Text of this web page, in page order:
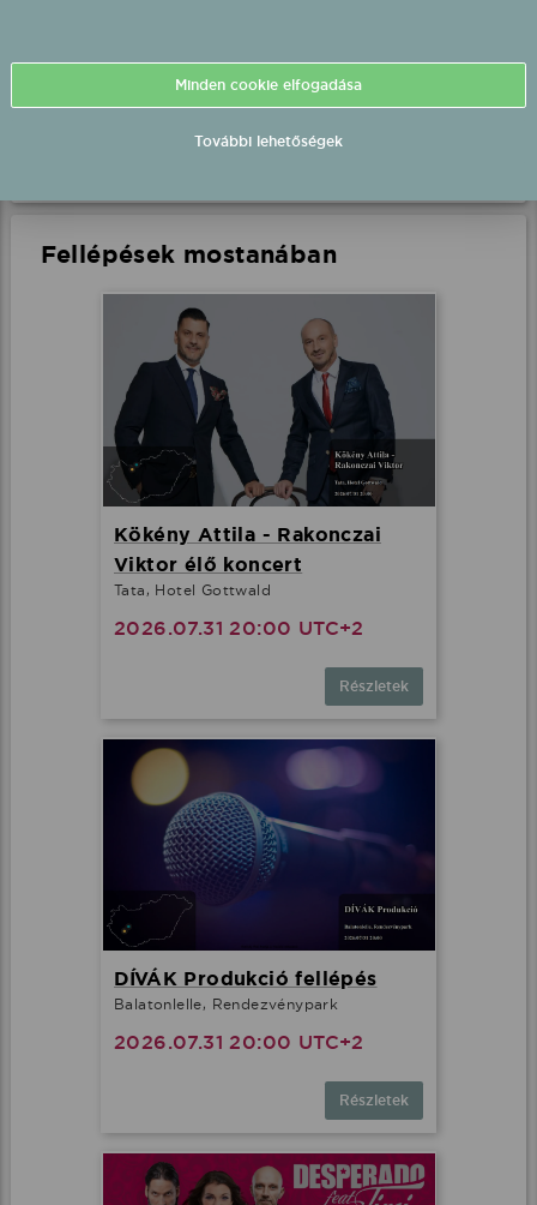
2026.08.15 18:00 UTC+2
Fellépések mostanában
Kökény Attila - Rakonczai
Viktor élő koncert
Tata, Hotel Gottwald
2026.07.31 20:00 UTC+2
Részletek
DÍVÁK Produkció fellépés
Balatonlelle, Rendezvénypark
2026.07.31 20:00 UTC+2
Részletek
Minden cookie elfogadása
További lehetőségek